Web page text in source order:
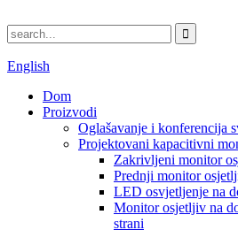
English
Dom
Proizvodi
Oglašavanje i konferencija
Projektovani kapacitivni
Zakrivljeni monitor
Prednji monitor
LED osvjetljenje na
Monitor osjetljiv na
strani